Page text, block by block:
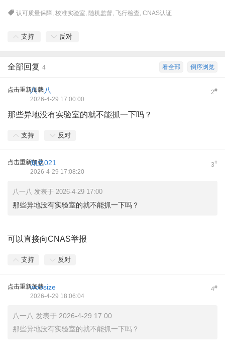
认可质量保障,校准实验室, 随机监督,飞行检查,CNAS认证
支持 反对
倒序浏览
看全部
全部回复 4
点击重新加载 2#
八一八
2026-4-29 17:00:00
那些异地没有实验室的就不能抓一下吗？
支持 反对
点击重新加载 3#
知之021
2026-4-29 17:08:20
八一八 发表于 2026-4-29 17:00
那些异地没有实验室的就不能抓一下吗？
可以直接向CNAS举报
支持 反对
点击重新加载 4#
woosize
2026-4-29 18:06:04
八一八 发表于 2026-4-29 17:00
那些异地没有实验室的就不能抓一下吗？